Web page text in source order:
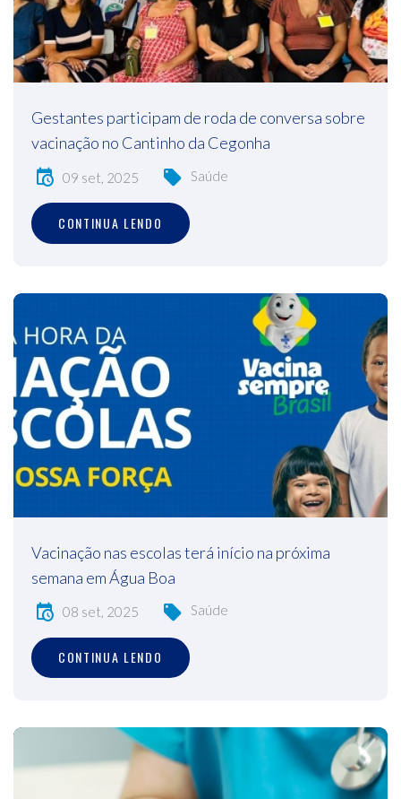
Gestantes participam de roda de conversa sobre
vacinação no Cantinho da Cegonha
09 set, 2025 Saúde
CONTINUA LENDO
Vacinação nas escolas terá início na próxima
semana em Água Boa
08 set, 2025 Saúde
CONTINUA LENDO